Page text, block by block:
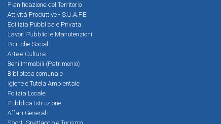
Pianificazione del Territorio
Attività Produttive - S.U.A.P.E.
Edilizia Pubblica e Privata
Lavori Pubblici e Manutenzioni
Politiche Sociali
Arte e Cultura
Beni Immobili (Patrimonio)
Biblioteca comunale
Igiene e Tutela Ambientale
Polizia Locale
Pubblica Istruzione
Affari Generali